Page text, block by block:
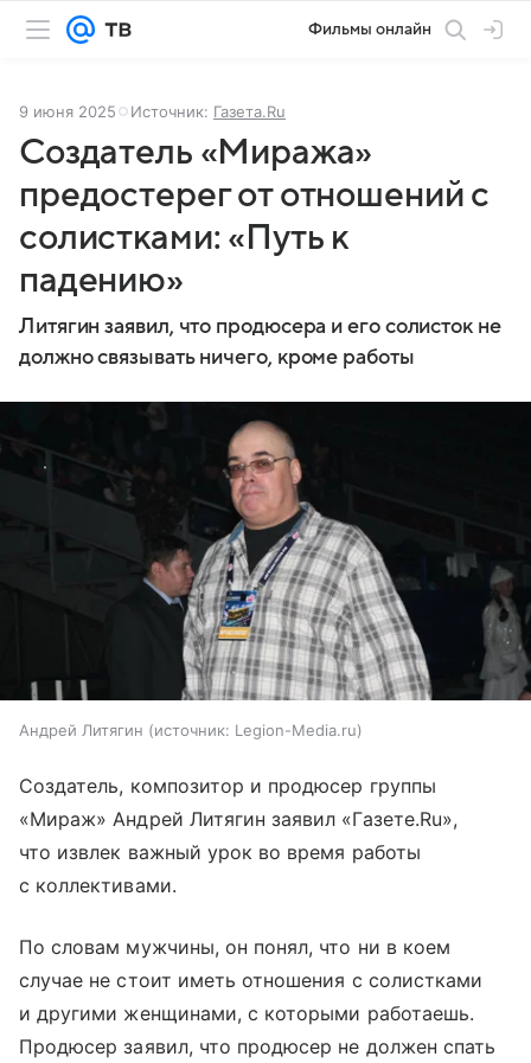
Фильмы онлайн
9 июня 2025 Источник: Газета.Ru
Создатель «Миража»
предостерег от отношений с
солистками: «Путь к
падению»
Литягин заявил, что продюсера и его солисток не
должно связывать ничего, кроме работы
Андрей Литягин источник: Legion-Media.ru
Создатель, композитор и продюсер группы
«Мираж» Андрей Литягин заявил «Газете.Ru»,
что извлек важный урок во время работы
с коллективами.
По словам мужчины, он понял, что ни в коем
случае не стоит иметь отношения с солистками
и другими женщинами, с которыми работаешь.
Продюсер заявил, что продюсер не должен спать